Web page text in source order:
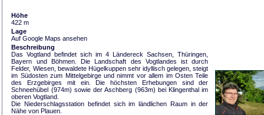
Höhe
422 m
Lage
Auf Google Maps ansehen
Beschreibung
Das Vogtland befindet sich im 4 Ländereck Sachsen, Thüringen,
Bayern und Böhmen. Die Landschaft des Vogtlandes ist durch
Felder, Wiesen, bewaldete Hügelkuppen sehr idyllisch gelegen, steigt
im Südosten zum Mittelgebirge und nimmt vor allem im Osten Teile
des Erzgebirges mit ein. Die höchsten Erhebungen sind der
Schneehübel (974m) sowie der Aschberg (963m) bei Klingenthal im
oberen Vogtland.
Die Niederschlagsstation befindet sich im ländlichen Raum in der
Nähe von Plauen.